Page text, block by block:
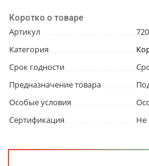
Коротко о товаре
Артикул
Категория
Срок годности
Предназначение товара
Особые условия
Сертификация
Не